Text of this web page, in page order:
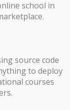
school in
source code
to deploy
courses